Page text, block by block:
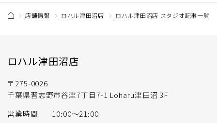
店舗情報 ロハル津田沼店 ロハル津田沼店 スタジオ記事一覧
ロハル津田沼店
〒275-0026
千葉県習志野市谷津7丁目7-1 Loharu津田沼 3F
営業時間
10:00〜21:00